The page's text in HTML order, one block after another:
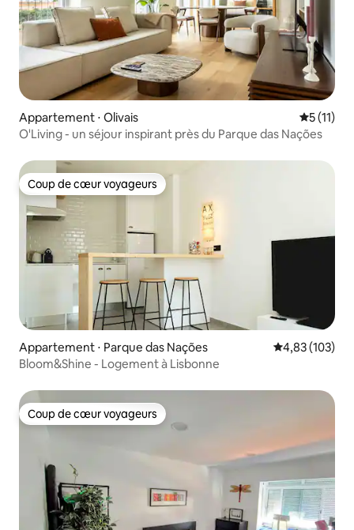
Appartement ⋅ Olivais
5 (11)
O'Living - un séjour inspirant près du Parque das Nações
Coup de cœur voyageurs
Coup de cœur voyageurs
Appartement ⋅ Parque das Nações Évaluation
4,83 (103)
Bloom&Shine - Logement à Lisbonne
Coup de cœur voyageurs
Coup de cœur voyageurs